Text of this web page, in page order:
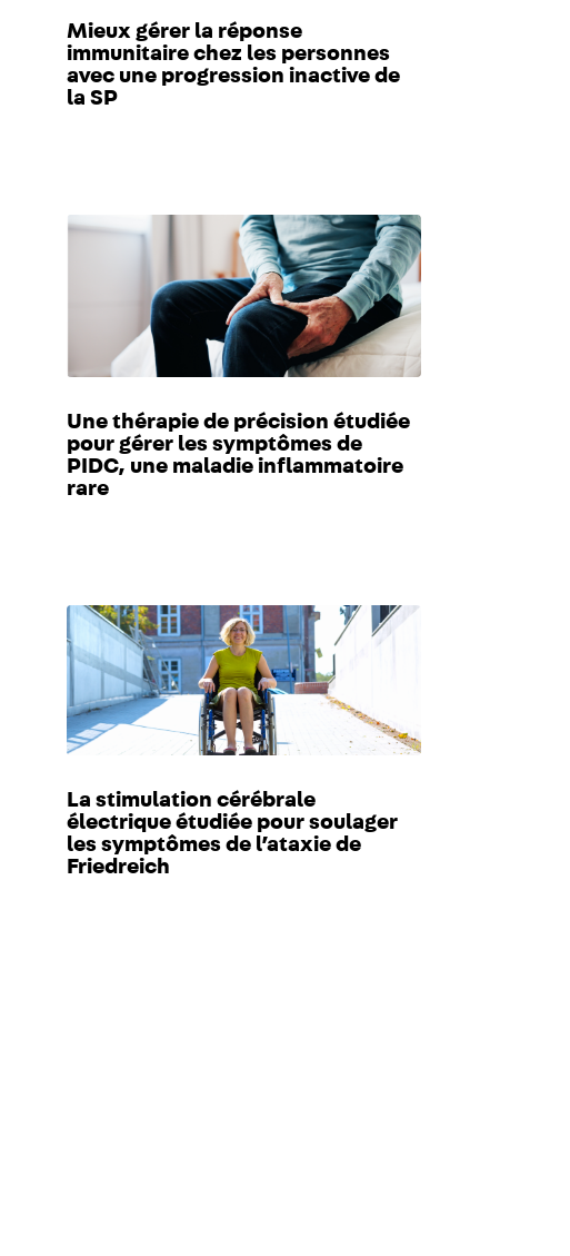
Mieux gérer la réponse
immunitaire chez les personnes
avec une progression inactive de
la SP
Une thérapie de précision étudiée
pour gérer les symptômes de
PIDC, une maladie inflammatoire
rare
La stimulation cérébrale
électrique étudiée pour soulager
les symptômes de l’ataxie de
Friedreich